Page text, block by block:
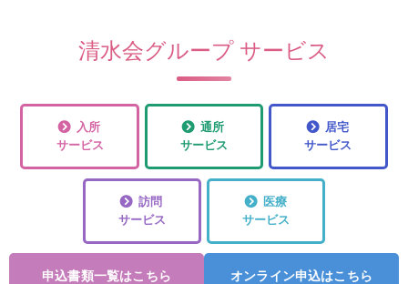
申込書類一覧はこちら オンライン申込はこちら
清水会グループ サービス
入所
サービス
通所
サービス
居宅
サービス
訪問
サービス
医療
サービス